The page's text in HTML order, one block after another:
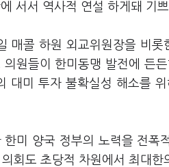
서서 역사적 연설 하게돼 기
매콜 하원 외교위원장을 비롯
원들이 한미동맹 발전에 든
대미 투자 불확실성 해소를
미 양국 정부의 노력을 전폭
회도 초당적 차원에서 최대한